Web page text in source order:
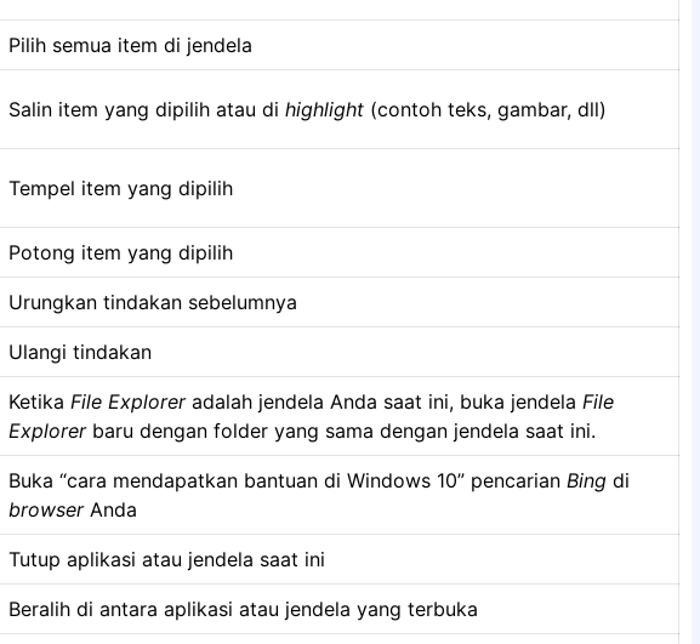
Pilih semua item di jendela
Salin item yang dipilih atau di highlight (contoh teks, gambar, dll)
Tempel item yang dipilih
Potong item yang dipilih
Urungkan tindakan sebelumnya
Ulangi tindakan
Ketika File Exploreradalah jendela Anda saat ini, buka jendela File
Explorerbaru dengan folder yang sama dengan jendela saat ini.
Buka “cara mendapatkan bantuan di Windows 10” pencarian Bing di
browser Anda
Tutup aplikasi atau jendela saat ini
Beralih di antara aplikasi atau jendela yang terbuka